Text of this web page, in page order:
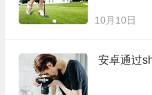
10月10日
安卓通过